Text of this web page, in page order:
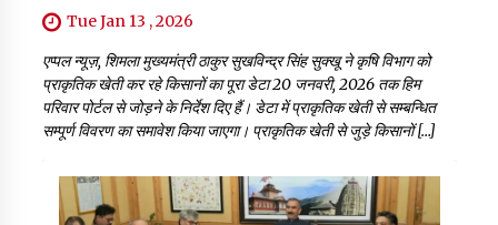
Tue Jan 13 , 2026
एप्पल न्यूज़, शिमला मुख्यमंत्री ठाकुर सुखविन्द्र सिंह सुक्खू ने कृषि विभाग को
प्राकृतिक खेती कर रहे किसानों का पूरा डेटा 20 जनवरी, 2026 तक हिम
परिवार पोर्टल से जोड़ने के निर्देश दिए हैं। डेटा में प्राकृतिक खेती से सम्बन्धित
सम्पूर्ण विवरण का समावेश किया जाएगा। प्राकृतिक खेती से जुड़े किसानों […]